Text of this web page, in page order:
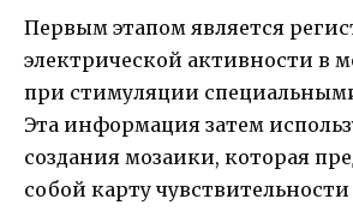
Первым этапом является
электрической активности в
при стимуляции
Эта информация затем
создания мозаики, которая
собой карту чувствительности